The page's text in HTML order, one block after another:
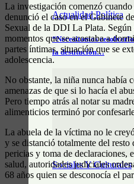
Actualidad Política
“Necesitamos
la destitución…
Sociales Y Culturales
La investigación comenzó
denunció el caso en el Gabinete
Sexual de la DDI La Plata. Según
momentos que se acostaba a
partes íntimas, situación que se
adolescencia.
No obstante, la niña nunca había
amenazas de que si lo hacía el
Pero tiempo atrás al notar su
alimenticios terminó por
La abuela de la víctima no le
y se distanció totalmente del
pericias y toma de declaraciones,
salud, autoridades judiciales
68 años quien se desconocía el